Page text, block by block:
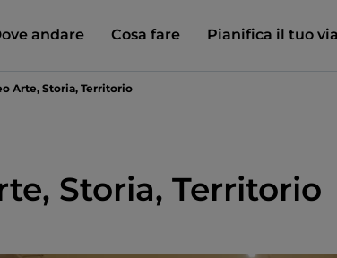
andare Cosa fare Pianifica il tuo
Arte, Storia, Territorio
Storia, Territorio